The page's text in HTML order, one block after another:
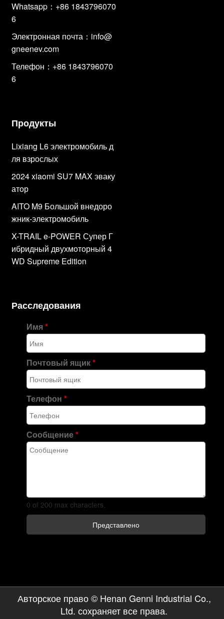
Whatsapp：+86 1843796070
6
Электронная почта： info@
gneenev.com
Телефон：+86 1843796070
6
Продукты
Lixiang L6 электромобиль д
ля взрослых
2024 xiaomi SU7 MAX эваку
атор
AITO M9 Большой внедоро
жник-электромобиль
X-TRAIL e-POWER Супер Г
ибридный двухмоторный 4
WD Supreme Edition
Расследования
Имя*
Почтовый ящик*
Телефон*
Сообщение*
0 of 200 max characters.
Представлено
Авторское право © Henan Genni Industrial Co.,
Ltd. сохраняет все права.